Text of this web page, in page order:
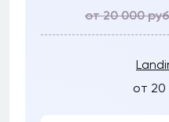
от 20 000
от 20